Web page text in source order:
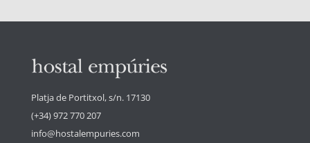
Platja de Portitxol, s/n. 17130
(+34) 972 770 207
info@hostalempuries.com